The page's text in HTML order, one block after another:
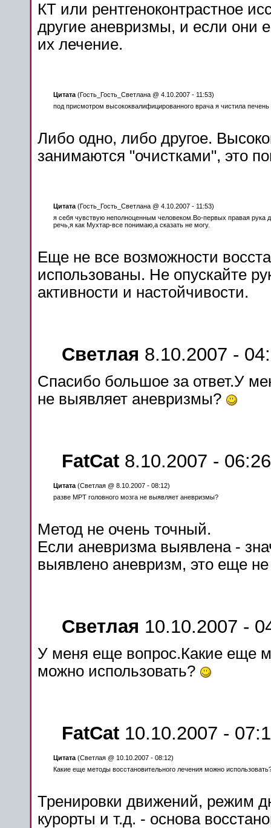
КТ или рентгеноконтрастное
другие аневризмы, и если они
их лечение.
Цитата(Гость_Гость_Светлана @ 4.10.2007 - 11:53)
под присмотром высококвалифицированного врачая чистила печень
Либо одно, либо другое.
занимаются "очистками", это
Цитата(Гость_Гость_Светлана @ 4.10.2007 - 11:53)
я себя чувствую неполноценным человеком.Во-первых правая рука
речь,я как Мухтар-все понимаю,а сказать не могу.
Еще не все возможности
использованы. Не опускайте
активности и настойчивости.
Светлая 8.10.2007 -
Спасибо большое за ответ.У
не выявляет аневризмы?
FatCat 8.10.2007 - 06:26
Цитата(Светлая @ 8.10.2007 - 08:12)
разве МРТ головного мозгане выявляет аневризмы?
Метод не очень точный.
Если аневризмавыявлена -
выявлено аневризм, это еще
Светлая 10.10.2007 -
У меня еще вопрос.Какие еще
можно использовать?
FatCat 10.10.2007 -
Цитата(Светлая @ 10.10.2007 - 08:12)
Какие еще методывосстановительного лечения можно
Тренировки движений, режим
курорты и т.д. - основа